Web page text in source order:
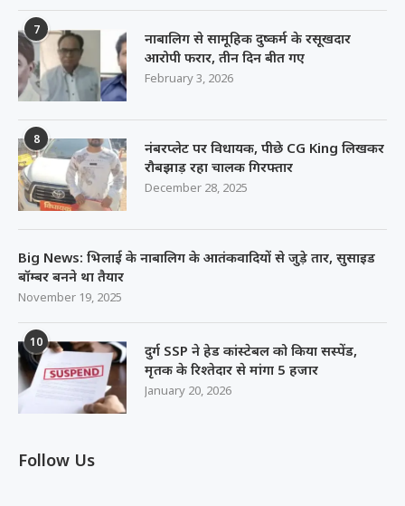
7
नाबालिग से सामूहिक दुष्कर्म के रसूखदार
आरोपी फरार, तीन दिन बीत गए
February 3, 2026
8
नंबरप्लेट पर विधायक, पीछे CG King लिखकर
रौबझाड़ रहा चालक गिरफ्तार
December 28, 2025
Big News: भिलाई के नाबालिग के आतंकवादियों से जुड़े तार, सुसाइड
बॉम्बर बनने था तैयार
November 19, 2025
10
दुर्ग SSP ने हेड कांस्टेबल को किया सस्पेंड,
मृतक के रिश्तेदार से मांगा 5 हजार
January 20, 2026
Follow Us